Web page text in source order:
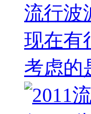
流行波
现在有
考虑的